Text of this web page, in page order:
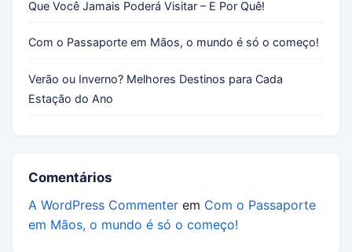
Que Você Jamais Poderá Visitar – E Por Quê!
Com o Passaporte em Mãos, o mundo é só o começo!
Verão ou Inverno? Melhores Destinos para Cada
Estação do Ano
Comentários
A WordPress Commenter em Com o Passaporte
em Mãos, o mundo é só o começo!